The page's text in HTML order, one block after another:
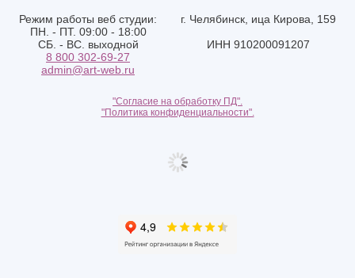
Режим работы веб студии:
ПН. - ПТ. 09:00 - 18:00
СБ. - ВС. выходной
8 800 302-69-27
admin@art-web.ru
г. Челябинск, ица Кирова, 159
ИНН 910200091207
"Согласие на обработку ПД".
"Политика конфиденциальности".